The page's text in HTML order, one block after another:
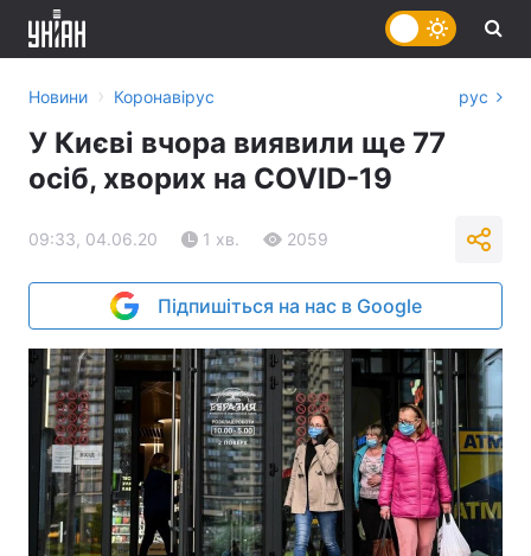
Новини › Коронавірус рус
У Києві вчора виявили ще 77
осіб, хворих на COVID-19
09:33, 04.06.20 1 хв. 2059
Підпишіться на нас в Google